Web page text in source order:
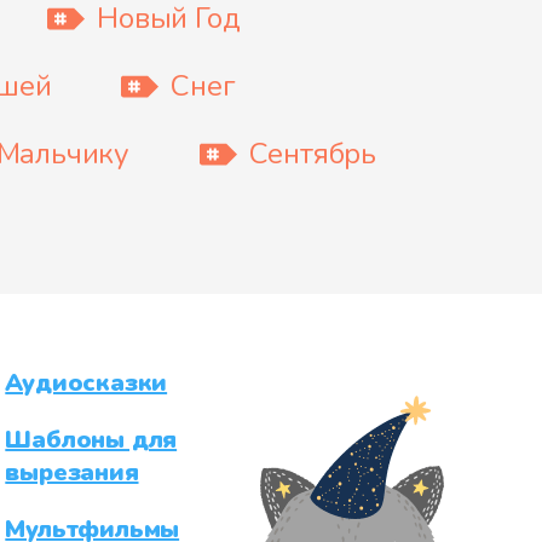
Новый Год
Снег
Сентябрь
Аудиосказки
Шаблоны для
вырезания
Мультфильмы